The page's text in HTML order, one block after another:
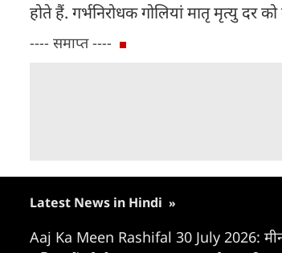
होते हैं. गर्भनिरोधक गोलियां मातृ मृत्यु दर
---- समाप्त ----
Latest News in Hindi »
Aaj Ka Meen Rashifal 30 July 2026: मीन